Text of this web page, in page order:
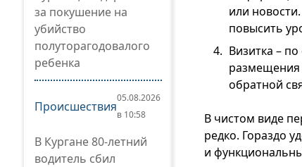
за покушение на
убийство
полуторагодовалого
ребенка
Происшествия
05.08.2026
в 10:58
В Кургане 80-летний
водитель сбил
или
повысить
Визитка –
размещения
обратной
В чистом виде
редко. Гораздо
и